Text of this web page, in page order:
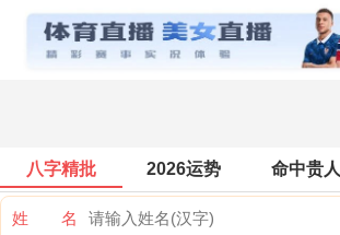
飞机时刻表查询
八字精批 2026运势 命中贵人
姓 名